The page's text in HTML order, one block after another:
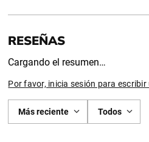
Cargando el resumen…
Por favor, inicia sesión para
Más reciente Todos